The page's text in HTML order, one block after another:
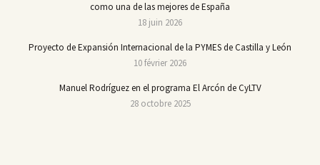
como una de las mejores de España
18 juin 2026
Proyecto de Expansión Internacional de la PYMES de Castilla y León
10 février 2026
Manuel Rodríguez en el programa El Arcón de CyLTV
28 octobre 2025